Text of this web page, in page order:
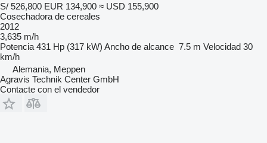
S/ 526,800 EUR 134,900 ≈ USD 155,900
Cosechadora de cereales
2012
3,635 m/h
Potencia 431 Hp (317 kW) Ancho de alcance 7.5 m Velocidad 30
km/h
Alemania, Meppen
Agravis Technik Center GmbH
Contacte con el vendedor